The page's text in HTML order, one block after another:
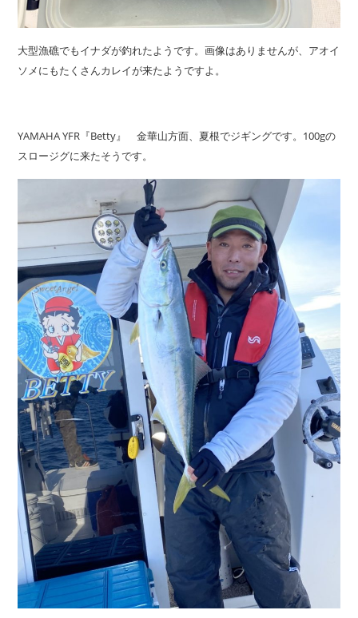
大型漁礁でもイナダが釣れたようです。画像はありませんが、アオイ
ソメにもたくさんカレイが来たようですよ。
YAMAHA YFR『Betty』 金華山方面、夏根でジギングです。100gの
スロージグに来たそうです。